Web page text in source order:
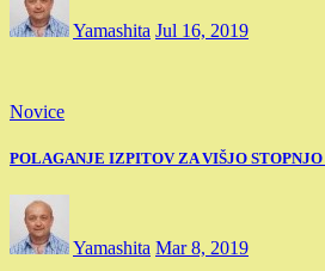
Yamashita Jul 16, 2019
Novice
POLAGANJE IZPITOV ZA VIŠJO STOPNJO
Yamashita Mar 8, 2019